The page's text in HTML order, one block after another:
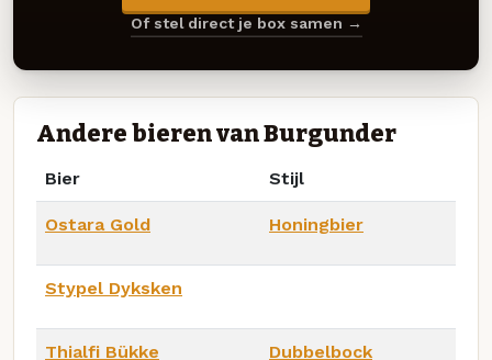
Of stel direct je box samen →
Andere bieren van Burgunder
Bier Stijl
Ostara Gold Honingbier
Stypel Dyksken
Thialfi Bükke Dubbelbock